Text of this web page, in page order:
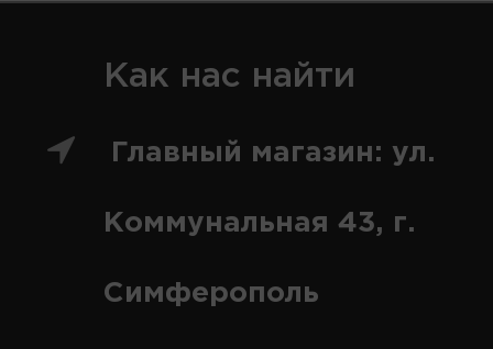
Как нас найти
Главный магазин: ул.
Коммунальная 43, г.
Симферополь